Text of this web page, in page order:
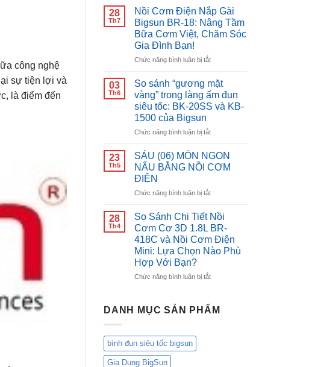
công nghệ
sự tiện lợi và
là điểm đến
nước
nhanh
chóng,
an
với
đun
siêu
tốc
inox
BK-
28
Th7
Nồi Cơm Điện Nắp Gài
Bigsun BR-18: Nâng Tầm
Bữa Cơm Việt, Chăm Sóc
Gia Đình Bạn!
Chức năng bình luận bị tắtở
Cơm
Điện
Nắp
Gài
BR-
Nâng
Tầm
Bữa
Việt,
Sóc
Gia
Đình
Bạn!
03
Th6
So sánh “gương mặt
vàng” trong làng ấm đun
siêu tốc: BK-20SS và KB-
1500 của Bigsun
Chức năng bình luận bị tắtở
sánh
“gương
mặt
trong
ấm
đun
siêu
tốc:
BK-
và
của
Bigsun
23
Th5
SÁU (06) MÓN NGON
NẤU BẰNG NỒI CƠM
ĐIỆN
Chức năng bình luận bị tắtở
(06)
MÓN
NGON
NẤU
BẰNG
CƠM
28
Th4
So Sánh Chi Tiết Nồi
Cơm Cơ 3D 1.8L BR-
418C và Nồi Cơm Điện
Mini: Lựa Chọn Nào Phù
Hợp Với Bạn?
Chức năng bình luận bị tắtở
Chi
DANH MỤC SẢN PHẨM
bình đun siêu tốc bigsun
Gia Dụng BigSun